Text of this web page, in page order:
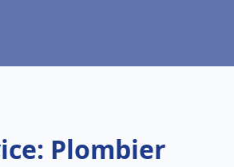
Plombier